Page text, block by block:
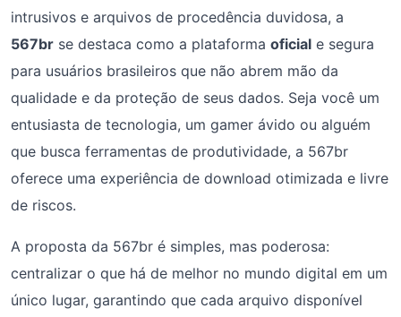
intrusivos e arquivos de procedência duvidosa, a
567br se destaca como a plataforma oficial e segura
para usuários brasileiros que não abrem mão da
qualidade e da proteção de seus dados. Seja você um
entusiasta de tecnologia, um gamer ávido ou alguém
que busca ferramentas de produtividade, a 567br
oferece uma experiência de download otimizada e livre
de riscos.
A proposta da 567br é simples, mas poderosa:
centralizar o que há de melhor no mundo digital em um
único lugar, garantindo que cada arquivo disponível